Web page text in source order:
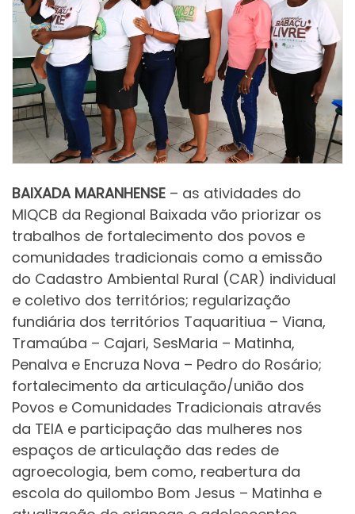
BAIXADA MARANHENSE – as atividades do
MIQCB da Regional Baixada vão priorizar os
trabalhos de fortalecimento dos povos e
comunidades tradicionais como a emissão
do Cadastro Ambiental Rural (CAR) individual
e coletivo dos territórios; regularização
fundiária dos territórios Taquaritiua – Viana,
Tramaúba – Cajari, SesMaria – Matinha,
Penalva e Encruza Nova – Pedro do Rosário;
fortalecimento da articulação/união dos
Povos e Comunidades Tradicionais através
da TEIA e participação das mulheres nos
espaços de articulação das redes de
agroecologia, bem como, reabertura da
escola do quilombo Bom Jesus – Matinha e